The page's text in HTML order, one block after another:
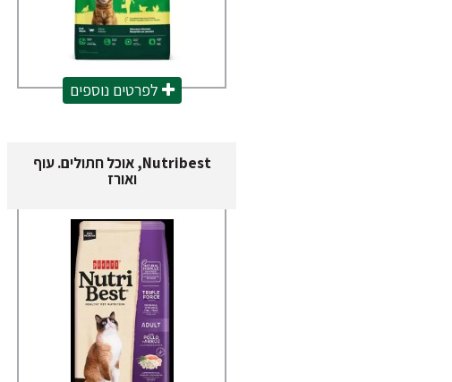
לפרטים נוספים
Nutribest, אוכל חתולים. עוף
ואורז